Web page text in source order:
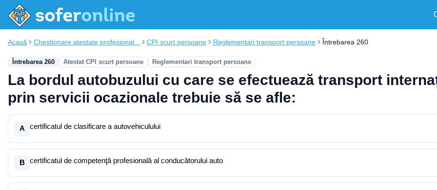
Acasă Chestionare atestate profesional... CPI scurt persoane Reglementari transport persoane Întrebarea 260
Întrebarea 260 Atestat CPI scurt persoane Reglementari transport persoane
La bordul autobuzului cu care se efectuează transport
prin servicii ocazionale trebuie să se afle:
A certificatul de clasificare a autovehiculului
B certificatul de competenţă profesională al conducătorului auto